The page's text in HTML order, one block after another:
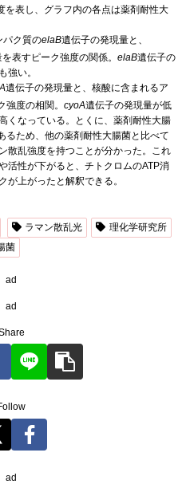
を表し、グラフ内の各点は薬剤耐性大
パク質のelaB遺伝子の発現量と、
表すピーク強度の関係。 elaB遺伝子の
強い。
遺伝子の発現量と、核酸に含まれるア
強度の相関。 cyoA遺伝子の発現量が低
くなっている。とくに、薬剤耐性大腸
るため、他の薬剤耐性大腸菌と比べて
散乱強度を持つことが分かった。これ
活性が下がると、チトクロムのATP消
が上がったと解釈できる。
ラマン散乱光
理化学研究所
菌
ad
ad
ad